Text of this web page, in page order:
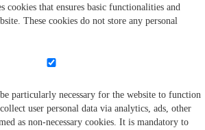
cookies that ensures basic functionalities and
These cookies do not store any personal
particularly necessary for the website to function
user personal data via analytics, ads, other
as non-necessary cookies. It is mandatory to